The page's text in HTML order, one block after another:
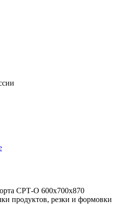
СРТ-О 600х700х870
продуктов, резки и формовки